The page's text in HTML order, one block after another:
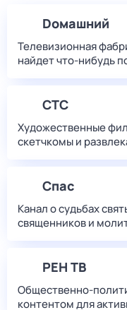
Dомашний
Телевизионная
найдет что‑нибудь
СТС
Художественные
скетчкомы и
Спас
Канал о судьбах
священников и
РЕН ТВ
Общественно-
контентом для